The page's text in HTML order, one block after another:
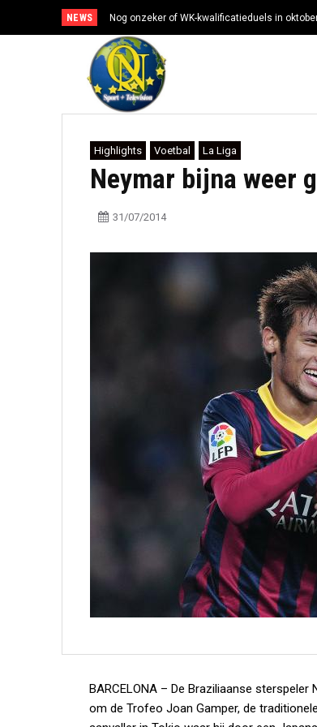
NEWS Nog onzeker of WK-kwalificatieduels in
Highlights Voetbal La Liga
Neymar bijna weer
31/07/2014
BARCELONA – De Braziliaanse sterspeler
om de Trofeo Joan Gamper, de